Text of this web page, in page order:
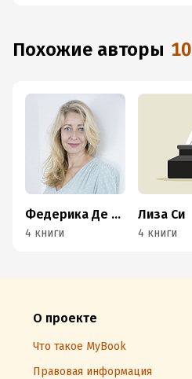
Похожие авторы 10
Федерика Де Паолис
4 книги
Лиза Си
4 книги
О проекте
Что такое MyBook
Правовая информация